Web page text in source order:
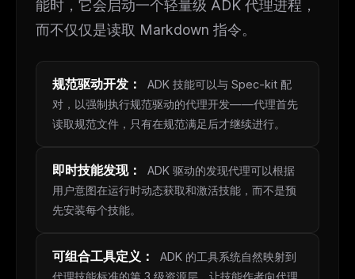
能时，它会启动一个轻量级 ADK 代理进程，
而不仅仅是读取 Markdown 指令。
规范驱动开发 ：
ADK 技能可以与 Spec-kit 配
对，以强制执行规范驱动的代理开发——代理首先
读取规范文件，只有在规范满足后才继续进行。
即时技能发现：
ADK 驱动的发现代理可以根据
用户意图在运行时动态获取和激活技能，而不是预
先安装每个技能。
可组合工具定义 ：
ADK 的工具系统自然映射到